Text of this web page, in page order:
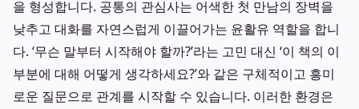
을 형성합니다. 공통의 관심사는 어색한 첫 만남의 장벽을
낮추고 대화를 자연스럽게 이끌어가는 윤활유 역할을 합니
다. ‘무슨 말부터 시작해야 할까?’라는 고민 대신 ‘이 책의 이
부분에 대해 어떻게 생각하세요?’와 같은 구체적이고 흥미
로운 질문으로 관계를 시작할 수 있습니다. 이러한 환경은